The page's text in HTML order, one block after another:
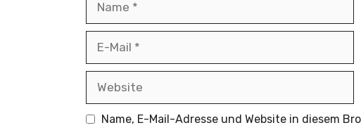
Mail
Name, E-Mail-Adresse und Website in diesem